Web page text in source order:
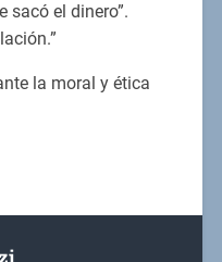
sacó el dinero”.
la moral y ética